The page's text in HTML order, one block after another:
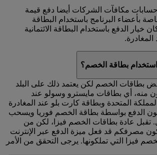
مكافآت الشركات أيضا دفع قيمة
بأعضاء البرنامج باستخدام البطاقة
كان خيار الدفع باستخدام البطاقة الائتمانية
بطاقة الخصم؟
بطاقات الخصم لكن يعتمد ذلك على البلد
منه، أي بطاقات مايسترو وسولو عند
المتحدة وبطاقة كارت بلو عند المغادرة
الدفع بواسطة بطاقة الخصم فوريا ويسحب
تقبل عادة بطاقات الخصم فيزا، لكن من
مصرفكم قد فعل ميزة الدفع عبر الإنترنت
فيزا التي تملكونها. يرجى التحقق من الأمر